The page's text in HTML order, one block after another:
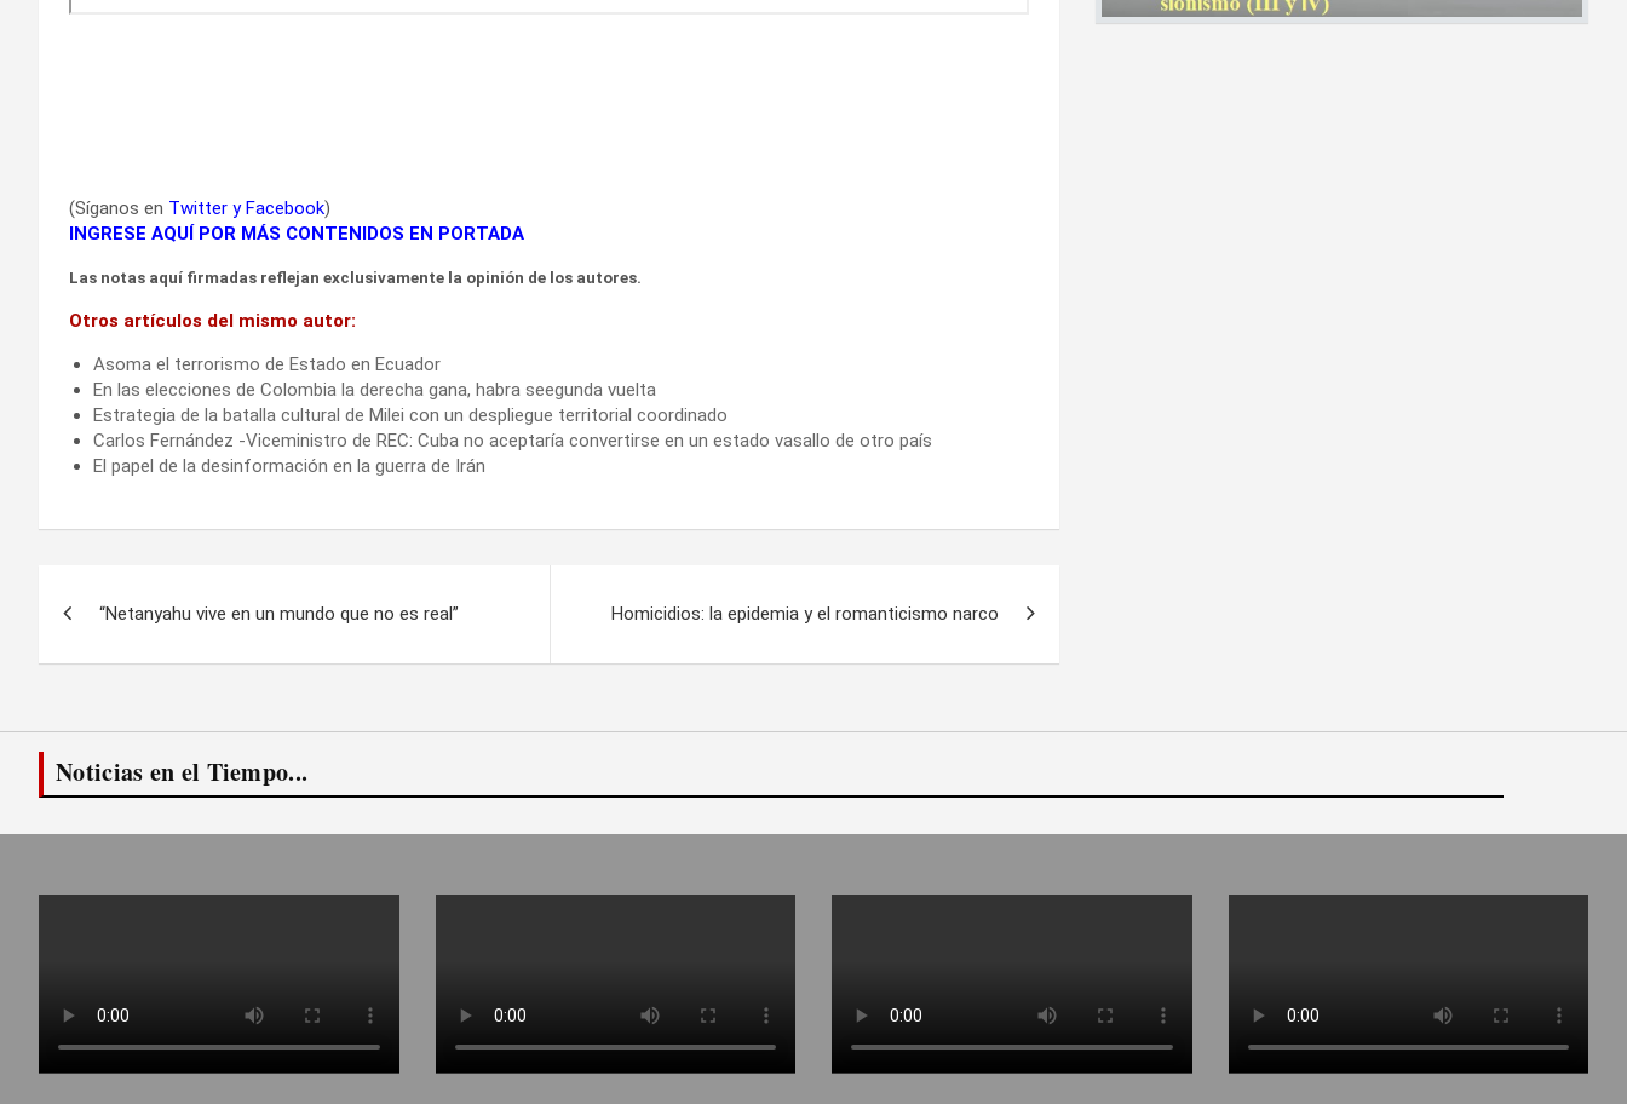
(Síganos en Twitter yFacebook)
INGRESE AQUÍ POR MÁS CONTENIDOS EN PORTADA
Las notas aquí firmadas reflejan exclusivamente la opinión de los autores.
Otros artículos del mismo autor:
Asoma el terrorismo de Estado en Ecuador
En las elecciones de Colombia la derecha gana, habra seegunda vuelta
Estrategia de la batalla cultural de Milei con un despliegue territorial coordinado
Carlos Fernández -Viceministro de REC: Cuba no aceptaría convertirse en un estado vasallo de otro país
El papel de la desinformación en la guerra de Irán
“Netanyahu vive en un mundo que no es real” Homicidios: la epidemia y el romanticismo narco
Noticias en el Tiempo...